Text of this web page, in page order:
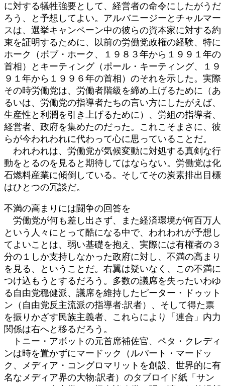
に対する犠牲強要として、経営者の命令にしたがうだ
ろう、と予想してよい。アルバニージーとチャルマー
スは、選挙キャンペーン中の彼らの資本家に対する約
束を証明するために、以前の労働党政権の経験、特に
ホーク（ボブ・ホーク、１９８３年から１９９１年の
首相）とキーティング（ポール・キーティング、１９
９１年から１９９６年の首相）のそれを示した。実際
その時労働党は、労働者階級を締め上げるために（あ
るいは、労働党の指導者たちの言い方にしたがえば、
生産性と利潤を引き上げるために）、労組の指導者、
経営者、政府を集めたのだった。これこそまさに、彼
らが今われわれに代わって心に思っていることだ。
われわれは、労働党が気候変動に対処する真剣な行
動をとるのを見ると期待してはならない。労働党は化
石燃料産業に傾倒している。そしてその炭素排出目標
はひとつの冗談だ。
不満の高まりには闘争の回答を
労働党が何も差し出さず、また経済環境が何百万人
という人々にとって酷になる中で、われわれが予想し
てよいことは、弱い基礎を抱え、実際には有権者の３
分の１しか支持しなかった政府に対し、不満の高まり
を見る、ということだ。右翼は疑いなく、この不満に
つけ込もうとするだろう。多数の議席を失ったいわゆ
る自由党穏健派、議席を維持したピーター・ドゥット
ン（自由党反主流派の指導者:訳者）、そして得た票
を振りかざす民族主義者、これらにより「連合」内力
関係は右へと移るだろう。
トニー・アボットの元首席補佐官、ペタ・クレディ
ンは時を置かずにマードック（ルパート・マードッ
ク、メディア・コングロマリットを創設、世界的に有
名なメディア界の大物:訳者）のタブロイド紙「サン